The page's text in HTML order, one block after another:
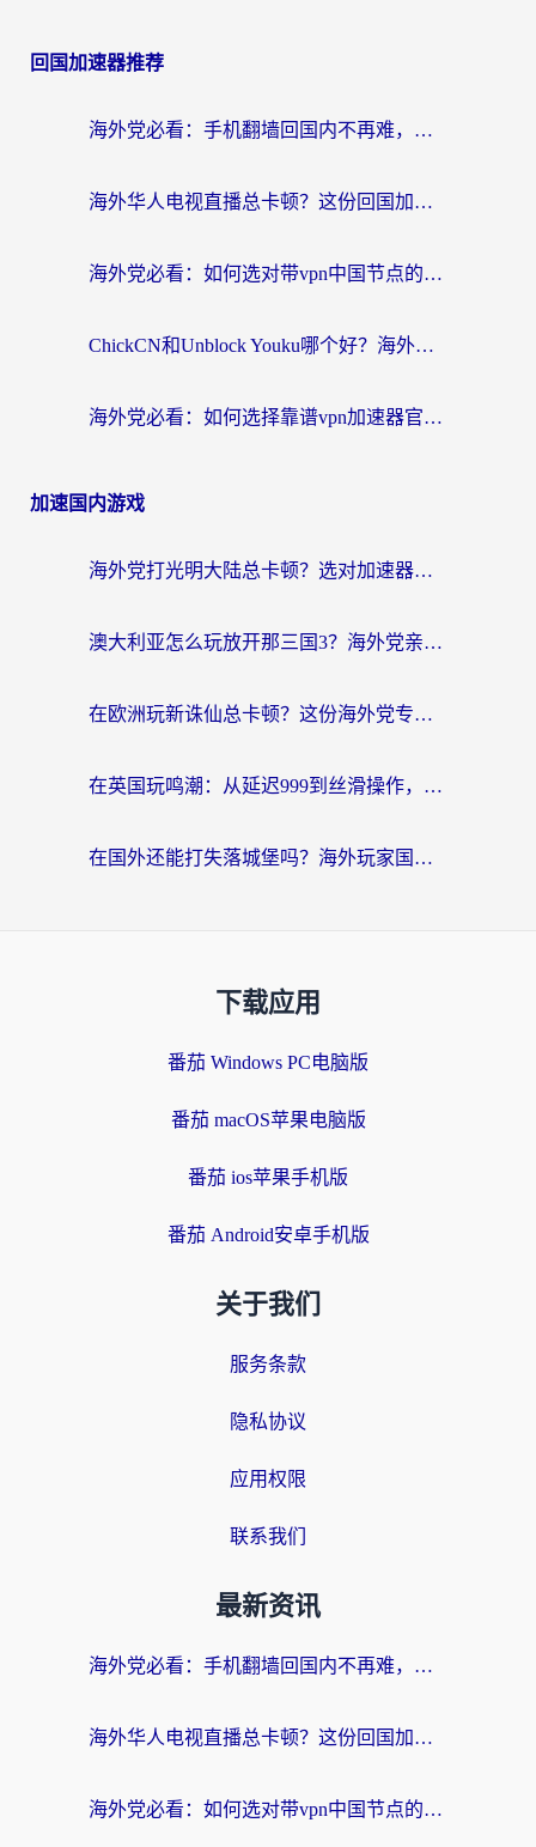
回国加速器推荐
海外党必看：手机翻墙回国内不再难，一篇搞定无缝访问国内资源指南
海外华人电视直播总卡顿？这份回国加速器选择指南帮你无缝看国内资源
海外党必看：如何选对带vpn中国节点的加速器？无缝访问国内资源全攻略
ChickCN和Unblock Youku哪个好？海外党亲测4款热门回国加速器，附避坑指南
海外党必看：如何选择靠谱vpn加速器官网？轻松解决国内APP地区限制
加速国内游戏
海外党打光明大陆总卡顿？选对加速器才是关键！（附亲测好用的推荐）
澳大利亚怎么玩放开那三国3？海外党亲测有效的国服游戏加速指南
在欧洲玩新诛仙总卡顿？这份海外党专属加速器指南帮你解决延迟难题
在英国玩鸣潮：从延迟999到丝滑操作，我是怎么做到的？
在国外还能打失落城堡吗？海外玩家国服游戏加速终极指南（附北美玩online加速器下载技巧）
下载应用
番茄 Windows PC电脑版
番茄 macOS苹果电脑版
番茄 ios苹果手机版
番茄 Android安卓手机版
关于我们
服务条款
隐私协议
应用权限
联系我们
最新资讯
海外党必看：手机翻墙回国内不再难，一篇搞定无缝访问国内资源指南
海外华人电视直播总卡顿？这份回国加速器选择指南帮你无缝看国内资源
海外党必看：如何选对带vpn中国节点的加速器？无缝访问国内资源全攻略